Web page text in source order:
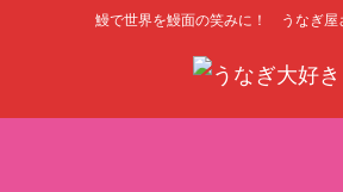
鰻で世界を鰻面の笑みに！ うなぎ屋